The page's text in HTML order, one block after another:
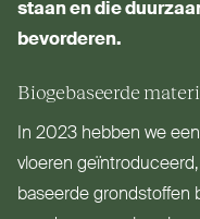
staan en die
bevorderen.
Bio­ge­baseerde
In 2023 hebben we
vloeren
baseerde grond­stoffen